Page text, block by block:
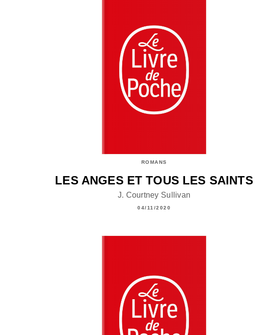
ROMANS
LES ANGES ET TOUS LES SAINTS
J. Courtney Sullivan
04/11/2020